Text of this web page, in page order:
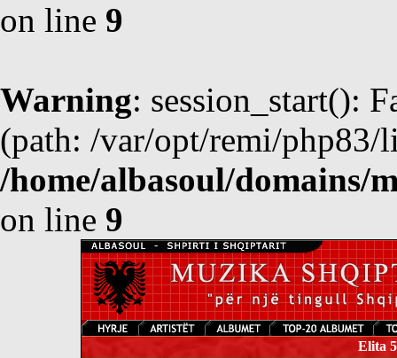
on line 9
Warning: session_start():
(path: /var/opt/remi/php83/
/home/albasoul/domains/
on line 9
Elita